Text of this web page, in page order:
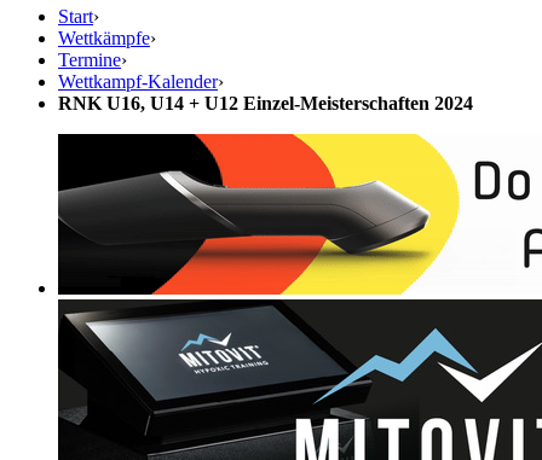
Start›
Wettkämpfe›
Termine›
Wettkampf-Kalender›
RNK U16, U14 + U12 Einzel-Meisterschaften 2024